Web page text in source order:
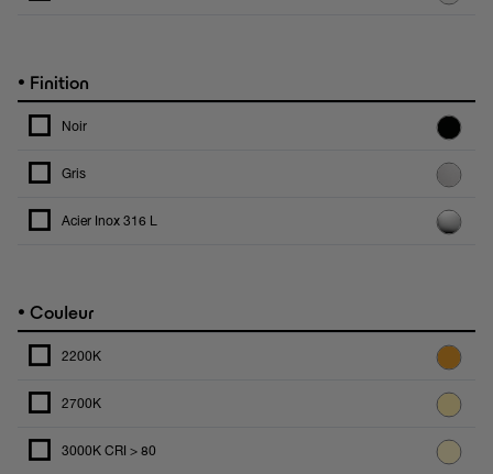
• Finition
Noir
Gris
Acier Inox 316 L
• Couleur
2200K
2700K
3000K CRI > 80